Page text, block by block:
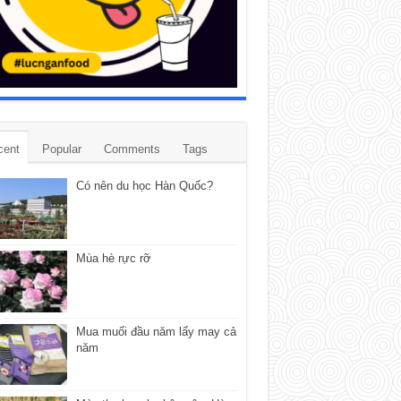
Popular Comments Tags
Có nên du học Hàn Quốc?
Mùa hè rực rỡ
Mua muối đầu năm lấy may cả
năm